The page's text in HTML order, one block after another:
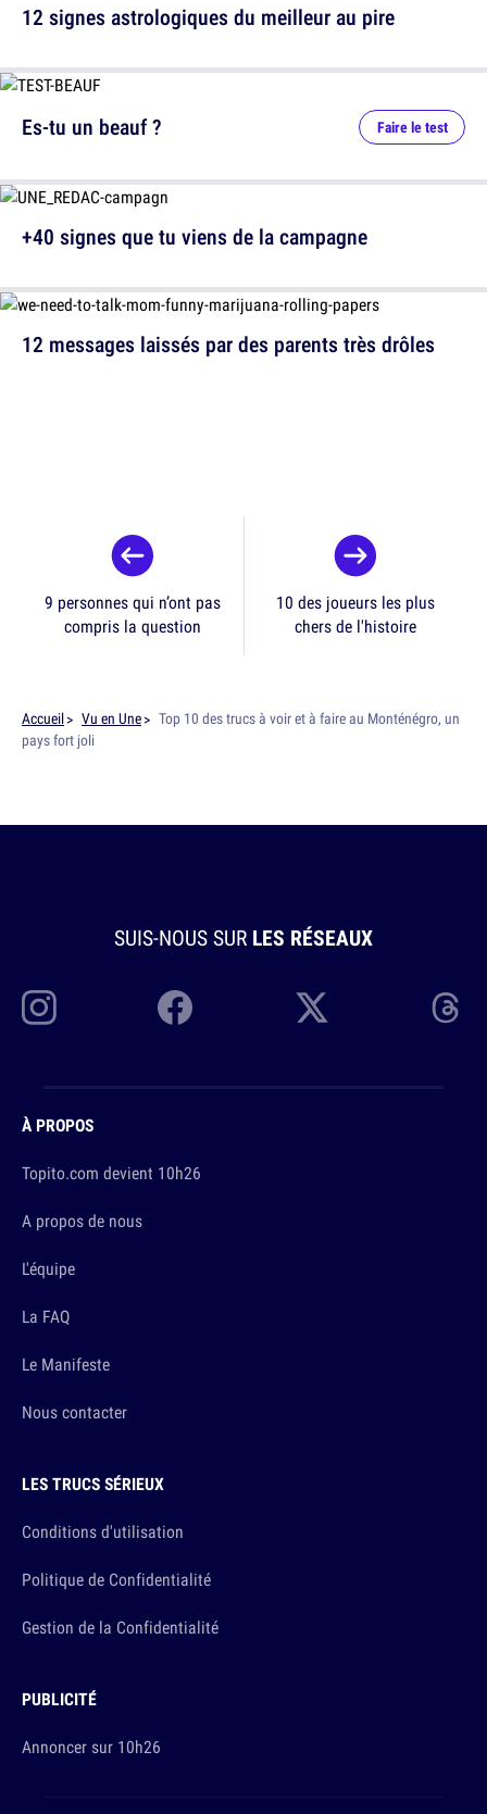
12 signes astrologiques du meilleur au pire
12 messages laissés par des parents très drôles
Es-tu un beauf ? Faire le test
+40 signes que tu viens de la campagne
9 personnes qui n’ont pas
compris la question
10 des joueurs les plus
chers de l'histoire
Accueil Vu en Une
Top 10 des trucs à voir et à faire au Monténégro, un
pays fort joli
SUIS-NOUS SUR LES RÉSEAUX
À PROPOS
Topito.com devient 10h26
A propos de nous
L'équipe
La FAQ
Le Manifeste
Nous contacter
LES TRUCS SÉRIEUX
Conditions d'utilisation
Politique de Confidentialité
Gestion de la Confidentialité
PUBLICITÉ
Annoncer sur 10h26